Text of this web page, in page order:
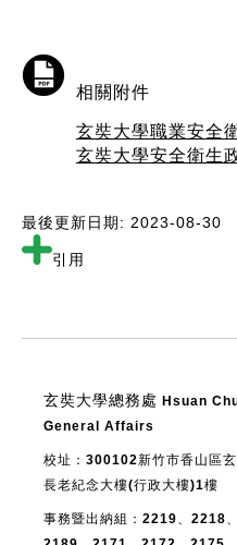
相關附件
玄奘大學職業安全
玄奘大學安全衛生
最後更新日期: 2023-08-30
引用
玄奘大學總務處 Hsuan
General Affairs
校址：300102新竹市香山區
長老紀念大樓(行政大樓)1樓
事務暨出納組：2219、2218